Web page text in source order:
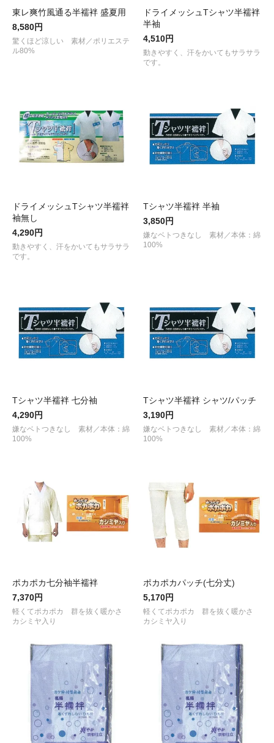
東レ爽竹風通る半襦袢 盛夏用
8,580円
驚くほど涼しい 素材／ポリエステ
ル80%
ドライメッシュTシャツ半襦袢
半袖
4,510円
動きやすく、汗をかいてもサラサラ
です。
ドライメッシュTシャツ半襦袢
袖無し
4,290円
動きやすく、汗をかいてもサラサラ
です。
Tシャツ半襦袢 半袖
3,850円
嫌なベトつきなし 素材／本体：綿
100%
Tシャツ半襦袢 七分袖
4,290円
嫌なベトつきなし 素材／本体：綿
100%
Tシャツ半襦袢 シャツ/パッチ
3,190円
嫌なベトつきなし 素材／本体：綿
100%
ポカポカ七分袖半襦袢
7,370円
軽くてポカポカ 群を抜く暖かさ
カシミヤ入り
ポカポカパッチ(七分丈)
5,170円
軽くてポカポカ 群を抜く暖かさ
カシミヤ入り